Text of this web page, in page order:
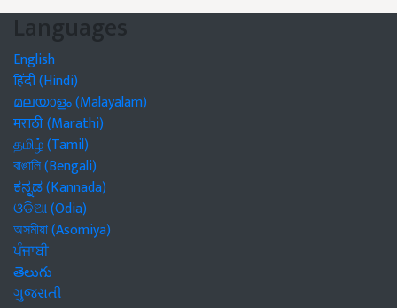
Languages
English
हिंदी (Hindi)
മലയാളം (Malayalam)
मराठी (Marathi)
தமிழ் (Tamil)
বাঙালি (Bengali)
ಕನ್ನಡ (Kannada)
ଓଡିଆ (Odia)
অসমীয়া (Asomiya)
ਪੰਜਾਬੀ
తెలుగు
ગુજરાતી